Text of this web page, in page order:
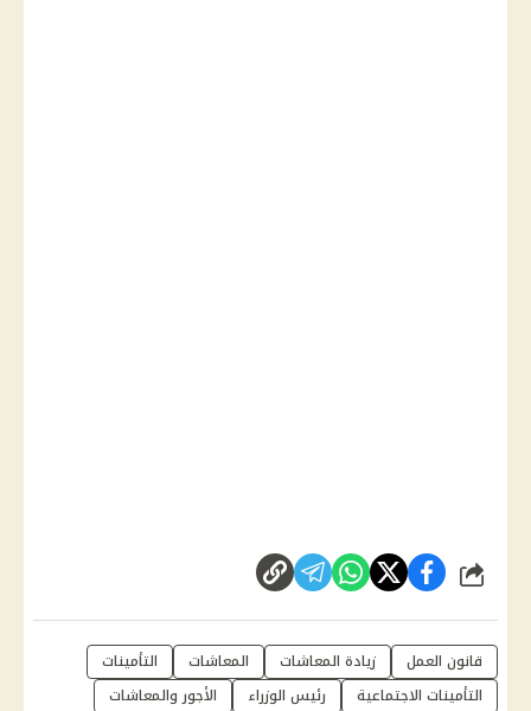
شارك
قانون العمل زيادة المعاشات المعاشات
التأمينات
التأمينات الاجتماعية
رئيس الوزراء
الأجور والمعاشات